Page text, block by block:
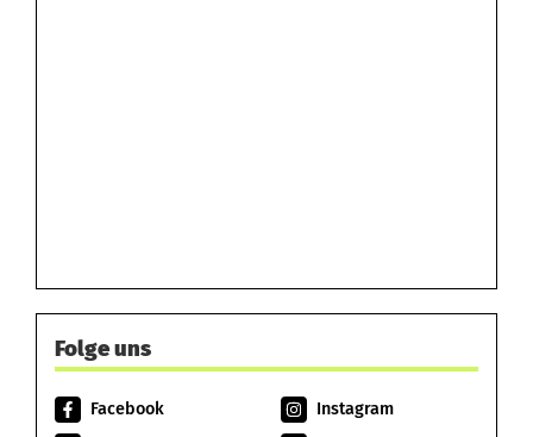
Folge uns
Facebook
Instagram